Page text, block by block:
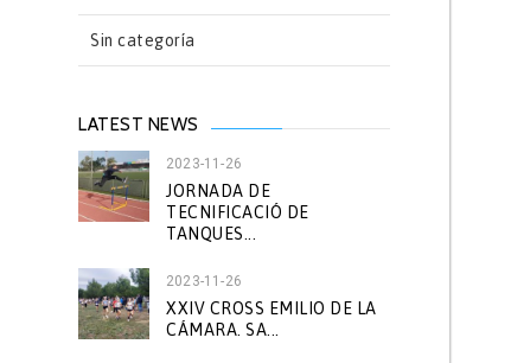
Sin categoría
LATEST NEWS
2023-11-26
JORNADA DE
TECNIFICACIÓ DE
TANQUES...
2023-11-26
XXIV CROSS EMILIO DE LA
CÁMARA. SA...